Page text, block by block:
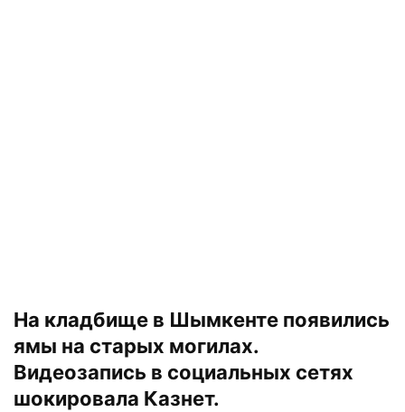
На кладбище в Шымкенте появились
ямы на старых могилах.
Видеозапись в социальных сетях
шокировала Казнет.